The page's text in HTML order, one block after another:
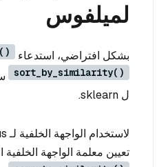
لميلفوس
بشكل افتراضي، استدعاء
sort_by_similarity()
ل sklearn.
تعيين معلمة الواجهة الخلفية